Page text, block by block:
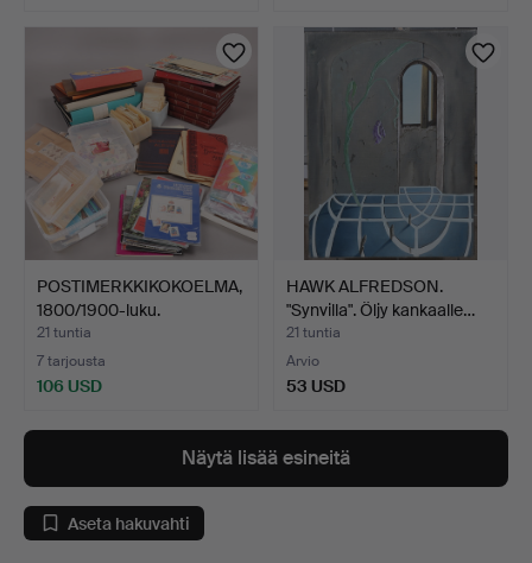
POSTIMERKKIKOKOELMA,
1800/1900-luku.
21 tuntia
7 tarjousta
106 USD
HAWK ALFREDSON.
"Synvilla". Öljy kankaalle…
21 tuntia
Arvio
53 USD
Näytä lisää esineitä
Aseta hakuvahti